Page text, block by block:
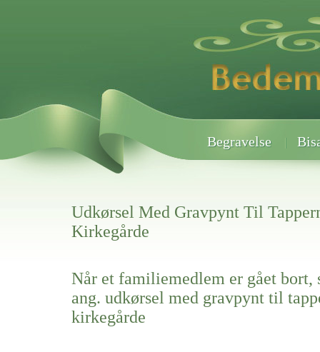
Begravelse
Udkørsel Med Gravpynt Til
Kirkegårde
Når et familiemedlem er gået bort,
ang. udkørsel med gravpynt til
kirkegårde